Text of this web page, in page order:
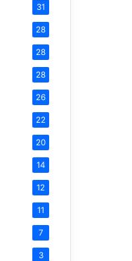
31
28
28
28
26
22
20
14
12
11
7
3